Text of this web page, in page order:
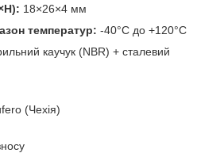
18×26×4 мм
температур: -40°C до +120°C
каучук (NBR) + сталевий
(Чехія)